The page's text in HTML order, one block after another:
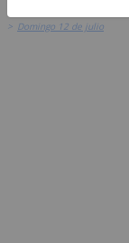
> Domingo 12 de julio